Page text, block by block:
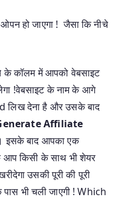
हो जाएगा ! जैसा कि नीचे
के कॉलम में आपको वेबसाइट
!वेबसाइट के नाम के आगे
लिख देना है और उसके बाद
Affiliate
इसके बाद आपका एक
किसी के साथ भी शेयर
उसकी पूरी की पूरी
भी चली जाएगी ! Which